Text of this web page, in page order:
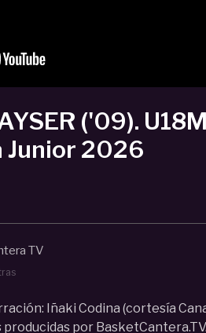
('09).
Junior 2026
TV
Iñaki Codina (cortesía
por